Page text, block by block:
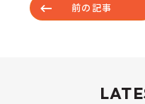
前の記事